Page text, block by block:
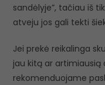
sandėlyje”, tačiau iš
atveju jos gali tekti
Jei prekė reikalinga
jau kitą ar artimiausią
rekomenduojame